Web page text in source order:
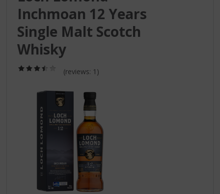
Inchmoan 12 Years
Single Malt Scotch
Whisky
/
(reviews: 1)